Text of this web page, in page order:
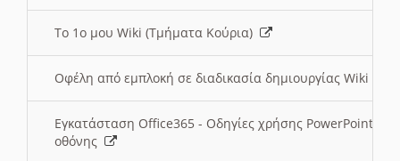
Το 1ο μου Wiki (Τμήματα Κούρια)
Οφέλη από εμπλοκή σε διαδικασία δημιουργίας Wiki
Εγκατάσταση Office365 - Οδηγίες χρήσης PowerPoint
οθόνης